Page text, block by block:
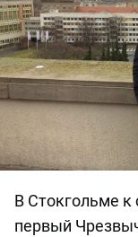
В Стокгольме к
первый